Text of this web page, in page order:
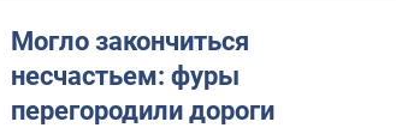
Могло закончиться
несчастьем: фуры
перегородили дороги